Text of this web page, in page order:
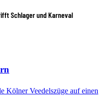
Schlager und Karneval
Kölner Veedelszüge auf einen